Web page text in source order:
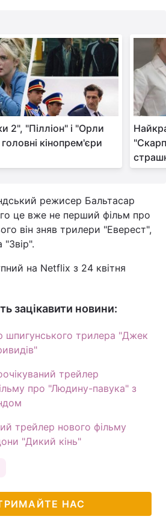
2", "Пілліон" і "Орли
кінопрем'єри
режисер Бальтасар
це вже не перший фільм про
він зняв трилери "Еверест",
"Звір".
на Netflix з 24 квітня
зацікавити новини:
шпигунського трилера "Джек
трейлер
про "Людину-павука" з
трейлер нового фільму
"Дикий кінь"
НАС